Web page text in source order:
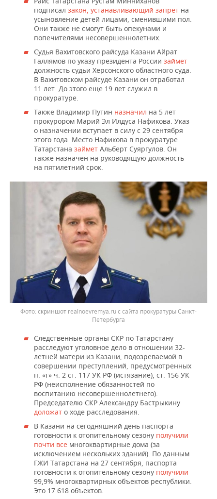
подписал закон, устанавливающий запрет на
усыновление детей лицами, сменившими пол.
Они также не смогут быть опекунами и
попечителями несовершеннолетних.
Судья Вахитовского райсуда Казани Айрат
Галлямов по указу президента России займет
должность судьи Херсонского областного суда.
В Вахитовском райсуде Казани он отработал
11 лет. До этого еще 19 лет служил в
прокуратуре.
Также Владимир Путин назначил на 5 лет
прокурором Марий Эл Илдуса Нафикова. Указ
о назначении вступает в силу с 29 сентября
этого года. Место Нафикова в прокуратуре
Татарстана займет Альберт Суяргулов. Он
также назначен на руководящую должность
на пятилетний срок.
скриншот realnoevremya.ru с сайта прокуратуры Санкт-
Петербурга
Следственные органы СКР по Татарстану
расследуют уголовное дело в отношении 32-
летней матери из Казани, подозреваемой в
совершении преступлений, предусмотренных
п. «г» ч. 2 ст. 117 УК РФ (истязание), ст. 156 УК
РФ (неисполнение обязанностей по
воспитанию несовершеннолетнего).
Председателю СКР Александру Бастрыкину
доложат о ходе расследования.
В Казани на сегодняшний день паспорта
готовности к отопительному сезону получили
почти все многоквартирные дома (за
исключением нескольких зданий). По данным
ГЖИ Татарстана на 27 сентября, паспорта
готовности к отопительному сезону получили
99,9% многоквартирных объектов республики.
Это 17 618 объектов.